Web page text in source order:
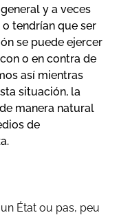
y a veces
tendrían que ser
se puede ejercer
o en contra de
así mientras
situación, la
manera natural
de
État ou pas, peu